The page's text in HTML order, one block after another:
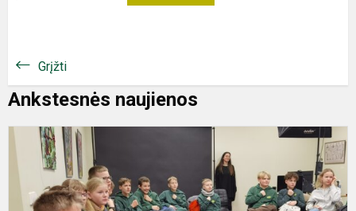
Grįžti
Ankstesnės naujienos